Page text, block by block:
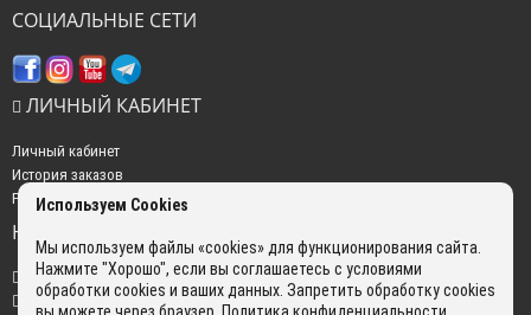
СОЦИАЛЬНЫЕ СЕТИ
ЛИЧНЫЙ КАБИНЕТ
Личный кабинет
История заказов
Рассылка новостей
НАШИ КОНТАКТЫ
+7 (499) 350-22-51
sales@gokyo.ru
Используем Cookies
Мы используем файлы «cookies» для функционирования сайта.
Нажмите "Хорошо", если вы соглашаетесь с условиями
обработки cookies и ваших данных. Запретить обработку cookies